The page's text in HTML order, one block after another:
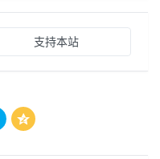
支持本站
